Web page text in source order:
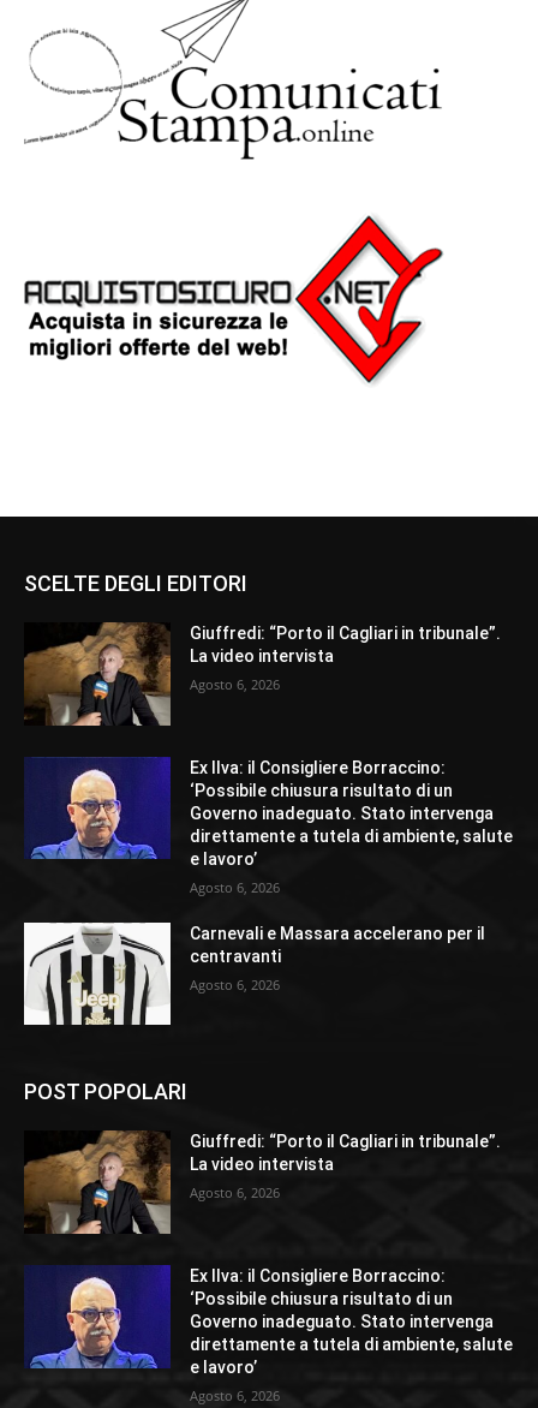
SCELTE DEGLI EDITORI
Giuffredi: “Porto il Cagliari in tribunale”.
La video intervista
Agosto 6, 2026
Ex Ilva: il Consigliere Borraccino:
‘Possibile chiusura risultato di un
Governo inadeguato. Stato intervenga
direttamente a tutela di ambiente, salute
e lavoro’
Agosto 6, 2026
Carnevali e Massara accelerano per il
centravanti
Agosto 6, 2026
POST POPOLARI
Giuffredi: “Porto il Cagliari in tribunale”.
La video intervista
Agosto 6, 2026
Ex Ilva: il Consigliere Borraccino:
‘Possibile chiusura risultato di un
Governo inadeguato. Stato intervenga
direttamente a tutela di ambiente, salute
e lavoro’
Agosto 6, 2026